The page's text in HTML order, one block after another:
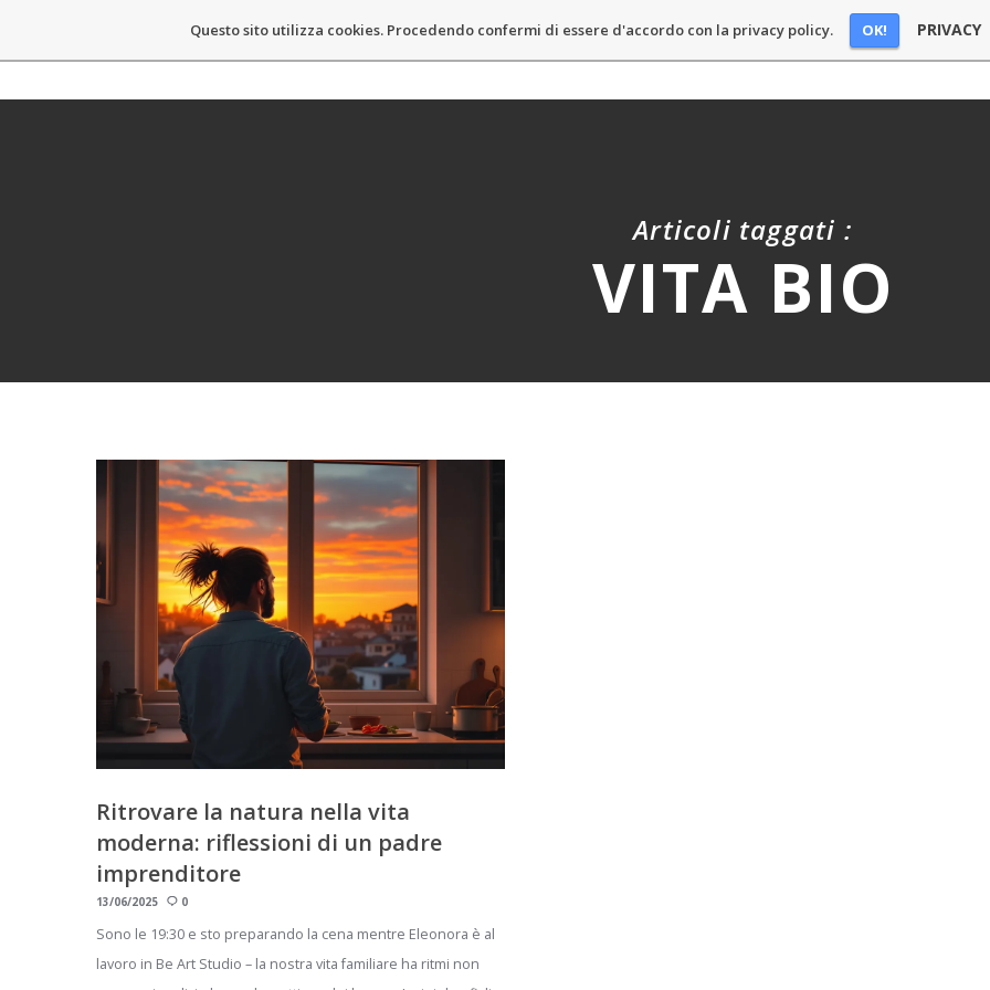
Questo sito utilizza cookies. Procedendo confermi di essere d'accordo con la privacy policy. OK! PRIVACY
SPONSOR
Articoli taggati :
VITA BIO
Ritrovare la natura nella vita
moderna: riflessioni di un padre
imprenditore
13/06/2025 0
Sono le 19:30 e sto preparando la cena mentre Eleonora è al
lavoro in Be Art Studio – la nostra vita familiare ha ritmi non